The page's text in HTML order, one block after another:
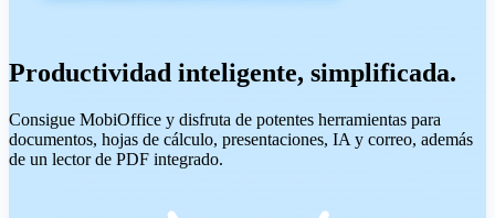
Productividad inteligente, simplificada.
Consigue MobiOffice y disfruta de potentes herramientas para
documentos, hojas de cálculo, presentaciones, IA y correo, además
de un lector de PDF integrado.